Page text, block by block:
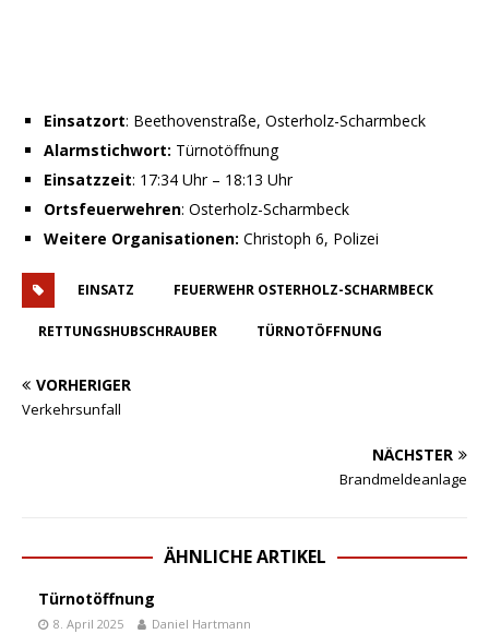
Einsatzort: Beethovenstraße, Osterholz-Scharmbeck
Alarmstichwort: Türnotöffnung
Einsatzzeit: 17:34 Uhr – 18:13 Uhr
Ortsfeuerwehren: Osterholz-Scharmbeck
Weitere Organisationen: Christoph 6, Polizei
EINSATZ FEUERWEHR OSTERHOLZ-SCHARMBECK
RETTUNGSHUBSCHRAUBER TÜRNOTÖFFNUNG
VORHERIGER
Verkehrsunfall
NÄCHSTER
Brandmeldeanlage
ÄHNLICHE ARTIKEL
Türnotöffnung
8. April 2025 Daniel Hartmann